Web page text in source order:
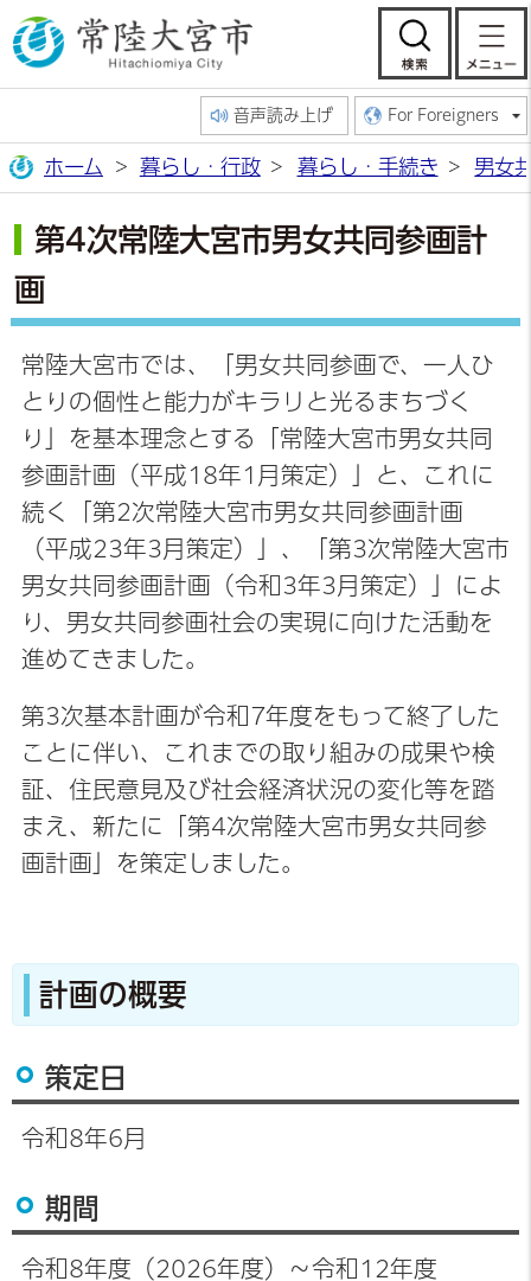
常陸大宮市公
検
音声読み上げ For Foreigners
ホーム 暮らし・行政 暮らし・手続き 男女
第4次常陸大宮市男女共同参画計
画
常陸大宮市では、「男女共同参画で、一人ひ
とりの個性と能力がキラリと光るまちづく
り」を基本理念とする「常陸大宮市男女共同
参画計画（平成18年1月策定）」と、これに
続く「第2次常陸大宮市男女共同参画計画
（平成23年3月策定）」、「第3次常陸大宮市
男女共同参画計画（令和3年3月策定）」によ
り、男女共同参画社会の実現に向けた活動を
進めてきました。
第3次基本計画が令和7年度をもって終了した
ことに伴い、これまでの取り組みの成果や検
証、住民意見及び社会経済状況の変化等を踏
まえ、新たに「第4次常陸大宮市男女共同参
画計画」を策定しました。
計画の概要
策定日
令和8年6月
期間
令和8年度（2026年度）～令和12年度